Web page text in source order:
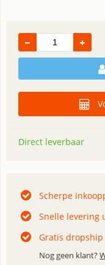
Direct leverbaar
Scherpe
Snelle levering
Gratis
Nog geen klant?